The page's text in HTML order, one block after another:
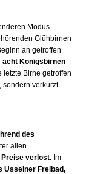
Modus
Glühbirnen
an getroffen
acht Königsbirnen –
Birne getroffen
sondern verkürzt
des
allen
verlost . Im
Usselner Freibad,